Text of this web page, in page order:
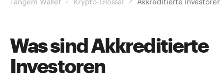
Was sind Akkreditierte
Investoren